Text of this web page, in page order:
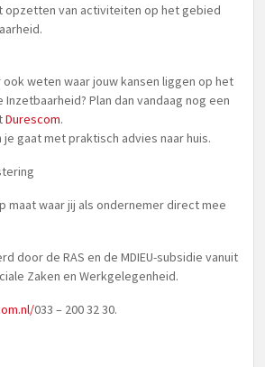
opzetten van activiteiten op het gebied
ook weten waar jouw kansen liggen op het
Inzetbaarheid? Plan dan vandaag nog een
Durescom.
je gaat met praktisch advies naar huis.
maat waar jij als ondernemer direct mee
door de RAS en de MDIEU-subsidie vanuit
Zaken en Werkgelegenheid.
/033 – 200 32 30.